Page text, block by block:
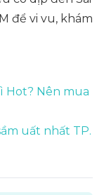
để vi vu, khám
Hot? Nên mua
uất nhất TP.